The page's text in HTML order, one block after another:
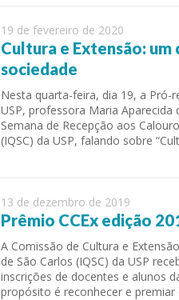
19 de fevereiro de 2020
Cultura e Extensão: um
sociedade
Nesta quarta-feira, dia 19, a Pró-
USP, professora Maria
Semana de Recepção aos
(IQSC) da USP, falando sobre
13 de dezembro de 2019
Prêmio CCEx edição
A Comissão de Cultura e
de São Carlos (IQSC) da USP
inscrições de docentes e alunos
propósito é reconhecer e